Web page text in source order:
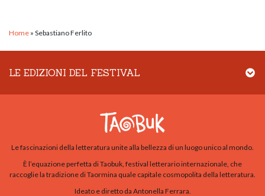
Home » Sebastiano Ferlito
LE EDIZIONI DEL FESTIVAL
Le fascinazioni della letteratura unite alla bellezza di un luogo unico al mondo.
È l’equazione perfetta di Taobuk, festival letterario internazionale, che
raccoglie la tradizione di Taormina quale capitale cosmopolita della letteratura.
Ideato e diretto da Antonella Ferrara.